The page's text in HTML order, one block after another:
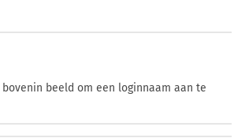
beeld om een loginnaam aan te